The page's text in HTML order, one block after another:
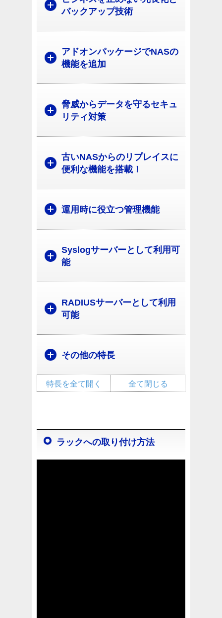
バックアップ技術
アドオンパッケージでNASの
機能を追加
脅威からデータを守るセキュ
リティ対策
古いNASからのリプレイスに
便利な機能を搭載！
運用時に役立つ管理機能
Syslogサーバーとして利用可
能
RADIUSサーバーとして利用
可能
その他の特長
全て閉じる
特長を全て開く
ラックへの取り付け方法